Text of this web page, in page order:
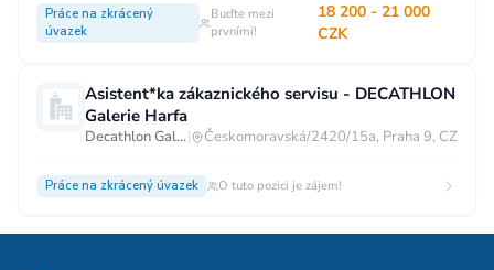
Práce na zkrácený
úvazek
Buďte mezi
prvními!
18 200 - 21 000
CZK
Asistent*ka zákaznického servisu - DECATHLON
Galerie Harfa
Decathlon Galerie Harfa| Českomoravská/2420/15a, Praha 9, CZ
Práce na zkrácený úvazek O tuto pozici je zájem!